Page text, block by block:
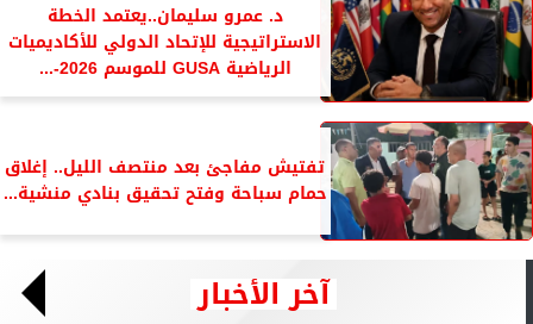
د. عمرو سليمان..يعتمد الخطة
الاستراتيجية للإتحاد الدولي للأكاديميات
الرياضية GUSA للموسم 2026-...
تفتيش مفاجئ بعد منتصف الليل.. إغلاق
حمام سباحة وفتح تحقيق بنادي منشية...
آخر الأخبار